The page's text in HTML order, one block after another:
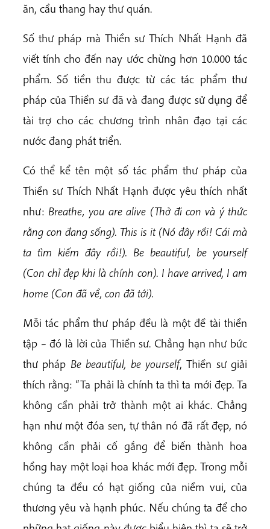
ăn, cầu thang hay thư quán.
Số thư pháp mà Thiền sư Thích Nhất Hạnh đã
viết tính cho đến nay ước chừng hơn 10.000 tác
phẩm. Số tiền thu được từ các tác phẩm thư
pháp của Thiền sư đã và đang được sử dụng để
tài trợ cho các chương trình nhân đạo tại các
nước đang phát triển.
Có thể kể tên một số tác phẩm thư pháp của
Thiền sư Thích Nhất Hạnh được yêu thích nhất
như: Breathe, you are alive (Thở đi con và ý thức
rằng con đang sống). This is it (Nó đây rồi! Cái mà
ta tìm kiếm đây rồi!). Be beautiful, be yourself
(Con chỉ đẹp khi là chính con). I have arrived, I am
home (Con đã về, con đã tới).
Mỗi tác phẩm thư pháp đều là một đề tài thiền
tập – đó là lời của Thiền sư. Chẳng hạn như bức
thư pháp Be beautiful, be yourself, Thiền sư giải
thích rằng: “Ta phải là chính ta thì ta mới đẹp. Ta
không cần phải trở thành một ai khác. Chẳng
hạn như một đóa sen, tự thân nó đã rất đẹp, nó
không cần phải cố gắng để biến thành hoa
hồng hay một loại hoa khác mới đẹp. Trong mỗi
chúng ta đều có hạt giống của niềm vui, của
thương yêu và hạnh phúc. Nếu chúng ta để cho